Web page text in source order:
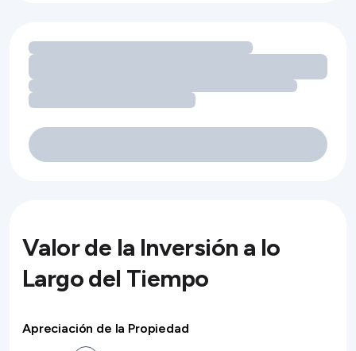
Cargando oportunidades de ingresos por servicios
Valor de la Inversión a lo
Largo del Tiempo
Apreciación de la Propiedad